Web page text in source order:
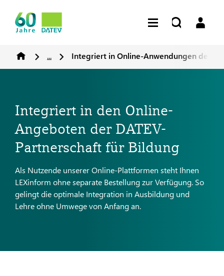
... Integriert in Online-Anwendungen der
Integriert in den Online-
Angeboten der DATEV-
Partnerschaft für Bildung
Als Nutzende unserer Online-Plattformen steht Ihnen
LEXinform ohne separate Bestellung zur Verfügung. So
gelingt die optimale Integration in Ausbildung und
Lehre ohne Umwege von Anfang an.